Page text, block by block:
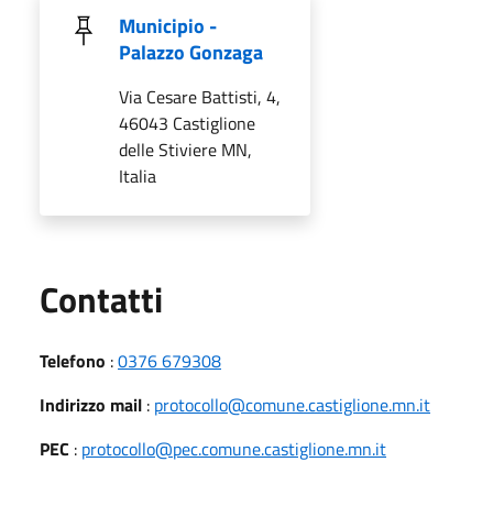
Municipio -
Palazzo Gonzaga
Via Cesare Battisti, 4,
46043 Castiglione
delle Stiviere MN,
Italia
Contatti
Telefono :0376 679308
Indirizzo mail : protocollo@comune.castiglione.mn.it
PEC : protocollo@pec.comune.castiglione.mn.it